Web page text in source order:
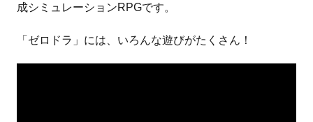
成シミュレーションRPGです。
「ゼロドラ」には、いろんな遊びがたくさん！